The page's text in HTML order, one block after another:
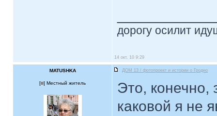
дорогу осилит
14 окт, 10 9:29
MATUSHKA ДОМ 13 / фотопроект и истории о Гродно
[ ] Местный житель
Это, конечно,
каковой я не